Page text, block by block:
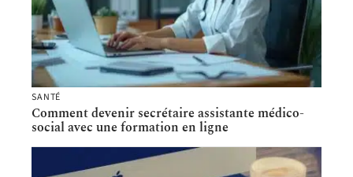
SANTÉ
Comment devenir secrétaire assistante médico-
social avec une formation en ligne